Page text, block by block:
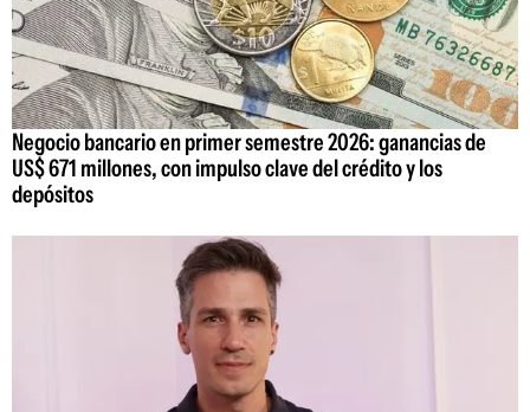
Negocio bancario en primer semestre 2026: ganancias de
US$ 671 millones, con impulso clave del crédito y los
depósitos